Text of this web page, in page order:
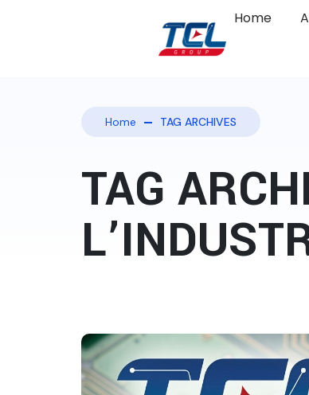
Home
Home TAG ARCHIVES
TAG